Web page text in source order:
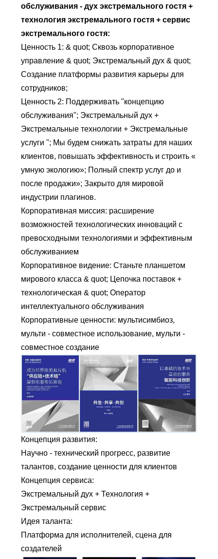
обслуживания - дух экстремального гостя +
технология экстремального гостя + сервис
экстремального гостя:
Ценность 1: & quot; Сквозь корпоративное
управление & quot; Экстремальный дух & quot;
Создание платформы развития карьеры для
сотрудников;
Ценность 2: Поддерживать "концепцию
обслуживания"; Экстремальный дух +
Экстремальные технологии + Экстремальные
услуги "; Мы будем снижать затраты для наших
клиентов, повышать эффективность и строить «
умную экологию»; Полный спектр услуг до и
после продажи»; Закрыто для мировой
индустрии плагинов.
Корпоративная миссия: расширение
возможностей технологических инноваций с
превосходными технологиями и эффективным
обслуживанием
Корпоративное видение: Станьте планшетом
мирового класса & quot; Цепочка поставок +
технологическая & quot; Оператор
интеллектуального обслуживания
Корпоративные ценности: мультисимбиоз,
мульти - совместное использование, мульти -
совместное создание
Концепция развития:
Научно - технический прогресс, развитие
талантов, создание ценности для клиентов
Концепция сервиса:
Экстремальный дух + Технология +
Экстремальный сервис
Идея таланта:
Платформа для исполнителей, сцена для
создателей